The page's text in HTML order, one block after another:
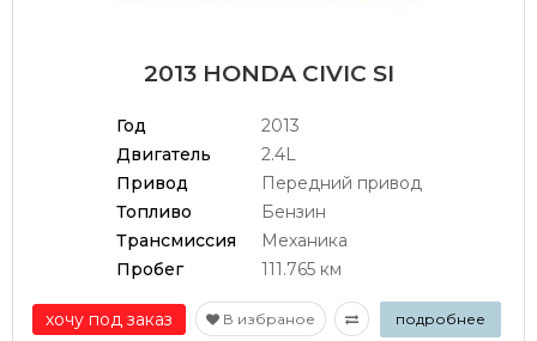
2013 HONDA CIVIC SI
Год
2013
Двигатель
2.4L
Привод
Передний привод
Топливо
Бензин
Трансмиссия
Механика
Пробег
111.765 км
хочу под заказ В избраное подробнее